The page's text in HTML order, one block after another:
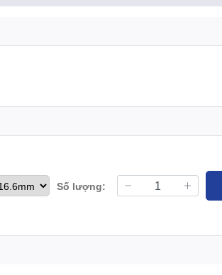
Số lượng: